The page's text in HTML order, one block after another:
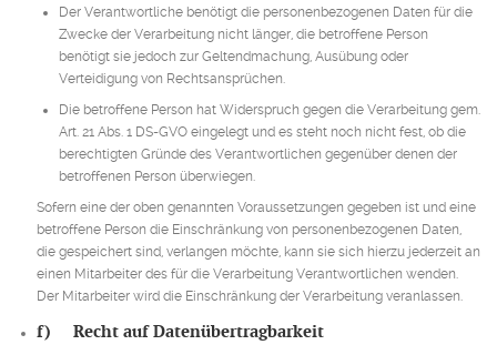
Der Verantwortliche benötigt die personenbezogenen Daten für die
Zwecke der Verarbeitung nicht länger, die betroffene Person
benötigt sie jedoch zur Geltendmachung, Ausübung oder
Verteidigung von Rechtsansprüchen.
Die betroffene Person hat Widerspruch gegen die Verarbeitung gem.
Art. 21 Abs. 1 DS-GVO eingelegt und es steht noch nicht fest, ob die
berechtigten Gründe des Verantwortlichen gegenüber denen der
betroffenen Person überwiegen.
Sofern eine der oben genannten Voraussetzungen gegeben ist und eine
betroffene Person die Einschränkung von personenbezogenen Daten,
die gespeichert sind, verlangen möchte, kann sie sich hierzu jederzeit an
einen Mitarbeiter des für die Verarbeitung Verantwortlichen wenden.
Der Mitarbeiter wird die Einschränkung der Verarbeitung veranlassen.
f) Recht auf Datenübertragbarkeit